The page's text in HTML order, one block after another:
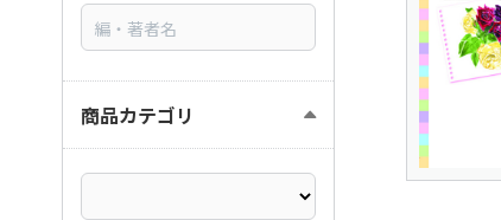
商品カテゴリ